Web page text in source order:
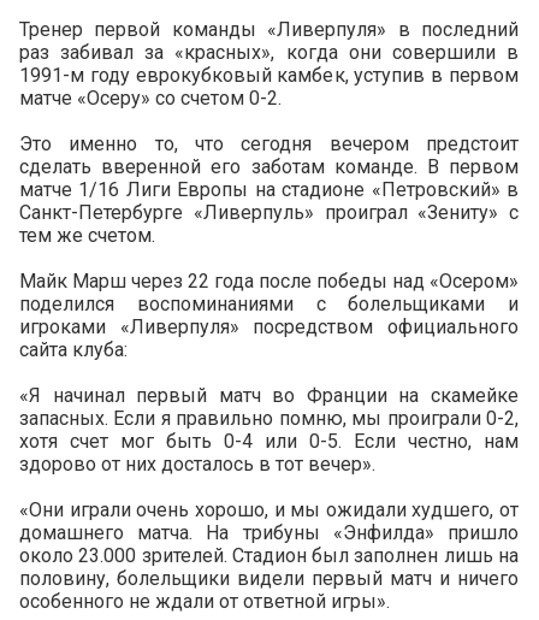
Тренер первой команды «Ливерпуля» в последний
раз забивал за «красных», когда они совершили в
1991-м году еврокубковый камбек, уступив в первом
матче «Осеру» со счетом 0-2.
Это именно то, что сегодня вечером предстоит
сделать вверенной его заботам команде. В первом
матче 1/16 Лиги Европы на стадионе «Петровский» в
Санкт-Петербурге «Ливерпуль» проиграл «Зениту» с
тем же счетом.
Майк Марш через 22 года после победы над «Осером»
поделился воспоминаниями с болельщиками и
игроками «Ливерпуля» посредством официального
сайта клуба:
«Я начинал первый матч во Франции на скамейке
запасных. Если я правильно помню, мы проиграли 0-2,
хотя счет мог быть 0-4 или 0-5. Если честно, нам
здорово от них досталось в тот вечер».
«Они играли очень хорошо, и мы ожидали худшего, от
домашнего матча. На трибуны «Энфилда» пришло
около 23.000 зрителей. Стадион был заполнен лишь на
половину, болельщики видели первый матч и ничего
особенного не ждали от ответной игры».